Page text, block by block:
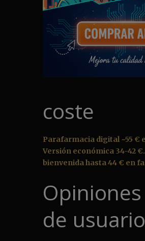
coste
Parafarmacia digital ~55 €
Versión económica 34-42
bienvenida hasta 44 € en
de